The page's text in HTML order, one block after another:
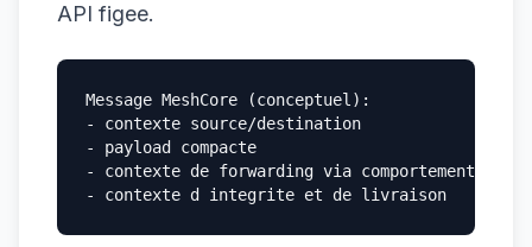
API figee.
Message MeshCore (conceptuel):
- contexte source/destination
- payload compacte
- contexte de forwarding via comportement
- contexte d integrite et de livraison